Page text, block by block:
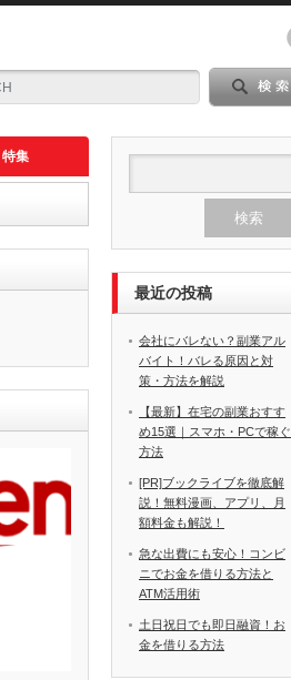
特集
最近の投稿
会社にバレない？副業アル
バイト！バレる原因と対
策・方法を解説
【最新】在宅の副業おすす
め15選｜スマホ・PCで稼ぐ
方法
[PR]ブックライブを徹底解
説！無料漫画、アプリ、月
額料金も解説！
急な出費にも安心！コンビ
ニでお金を借りる方法と
ATM活用術
土日祝日でも即日融資！お
金を借りる方法